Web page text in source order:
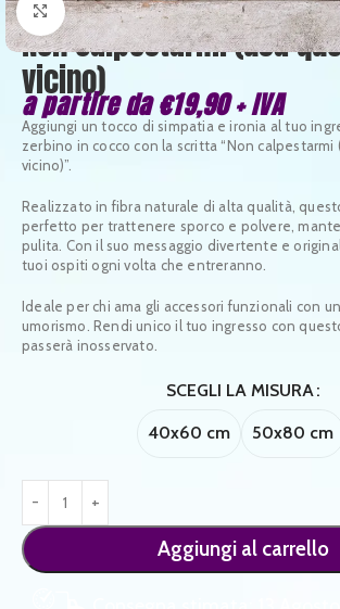
Clicca per ingrandire
Non calpestarmi (usa
vicino)
a partire da€19,90+ IVA
Aggiungi un tocco di simpatia e ironia al tuo
zerbino in cocco con la scritta “Non calpestarmi
vicino)”.
Realizzato in fibra naturale di alta qualità,
perfetto per trattenere sporco e polvere,
pulita. Con il suo messaggio divertente e
tuoi ospiti ogni volta che entreranno.
Ideale per chi ama gli accessori funzionali con
umorismo. Rendi unico il tuo ingresso con
passerà inosservato.
SCEGLI LA MISURA
40x60 cm 50x80 cm
Aggiungi al carrello